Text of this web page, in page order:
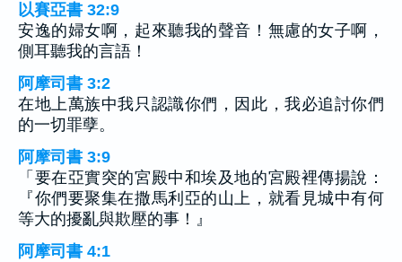
以賽亞書 32:9
安逸的婦女啊，起來聽我的聲音！無慮的女子啊，
側耳聽我的言語！
阿摩司書 3:2
在地上萬族中我只認識你們，因此，我必追討你們
的一切罪孽。
阿摩司書 3:9
「要在亞實突的宮殿中和埃及地的宮殿裡傳揚說：
『你們要聚集在撒馬利亞的山上，就看見城中有何
等大的擾亂與欺壓的事！』
阿摩司書 4:1